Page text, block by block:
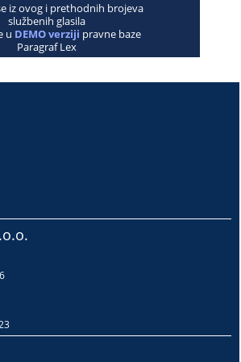
iz ovog i prethodnih brojeva
službenih glasila
u DEMO verziji pravne baze
Paragraf Lex